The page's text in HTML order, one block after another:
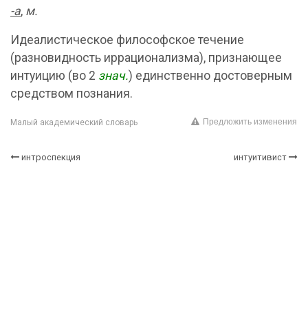
-а, м.
Идеалистическое философское течение
(разновидность иррационализма), признающее
интуицию (во 2 знач.) единственно достоверным
средством познания.
Малый академический словарь Предложить изменения
интроспекция интуитивист